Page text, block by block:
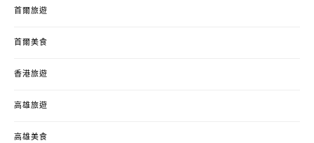
首爾旅遊
首爾美食
香港旅遊
高雄旅遊
高雄美食